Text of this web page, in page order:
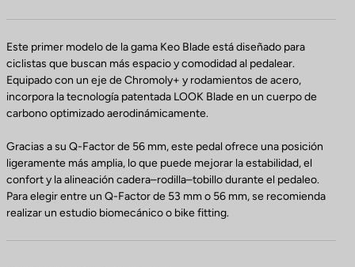
Este primer modelo de la gama Keo Blade está diseñado para
ciclistas que buscan más espacio y comodidad al pedalear.
Equipado con un eje de Chromoly+ y rodamientos de acero,
incorpora la tecnología patentada LOOK Blade en un cuerpo de
carbono optimizado aerodinámicamente.
Gracias a su Q-Factor de 56 mm, este pedal ofrece una posición
ligeramente más amplia, lo que puede mejorar la estabilidad, el
confort y la alineación cadera–rodilla–tobillo durante el pedaleo.
Para elegir entre un Q-Factor de 53 mm o 56 mm, se recomienda
realizar un estudio biomecánico o bike fitting.